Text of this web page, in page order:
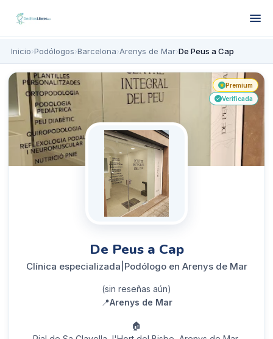
Inicio›Podólogos›Barcelona›Arenys de Mar›De Peus a Cap
★ Premium
✓ Verificada
De Peus a Cap
Clínica especializada|Podólogo en Arenys de Mar
(sin reseñas aún)
📍Arenys de Mar
🏠